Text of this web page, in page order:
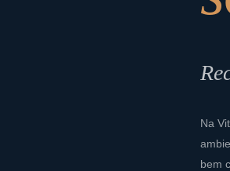
Na
bem